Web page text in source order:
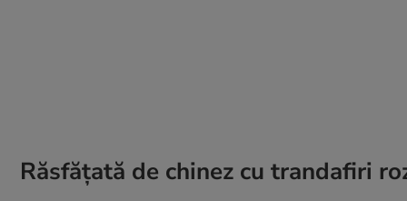
Răsfățată de chinez cu trandafiri